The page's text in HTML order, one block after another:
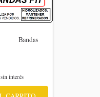
sin interés